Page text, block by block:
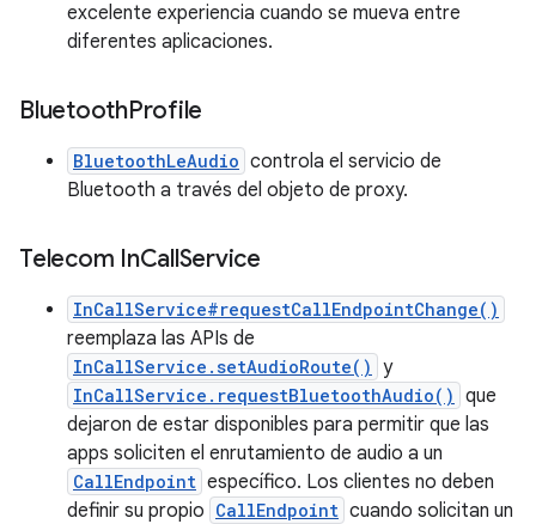
excelente experiencia cuando se mueva entre
diferentes aplicaciones.
BluetoothProfile
BluetoothLeAudio controla el servicio de
Bluetooth a través del objeto de proxy.
Telecom InCallService
InCallService#requestCallEndpointChange()
reemplaza las APIs de
InCallService.setAudioRoute() y
InCallService.requestBluetoothAudio() que
dejaron de estar disponibles para permitir que las
apps soliciten el enrutamiento de audio a un
CallEndpoint específico. Los clientes no deben
definir su propio CallEndpoint cuando solicitan un